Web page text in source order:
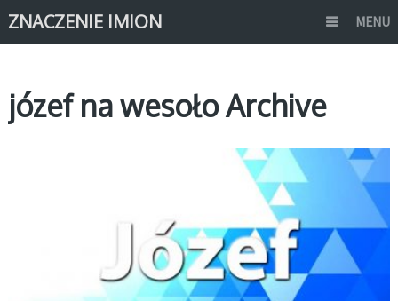
ZNACZENIE IMION MENU
józef na wesoło Archive